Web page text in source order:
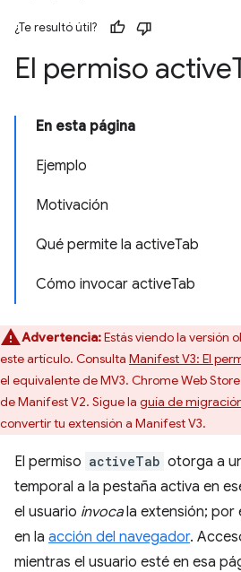
¿Te resultó útil?
El permiso active
En esta página
Ejemplo
Motivación
Qué permite la activeTab
Cómo invocar activeTab
Advertencia:Estás viendo la versión
este artículo. Consulta Manifest V3: El
el equivalente de MV3. Chrome Web
de Manifest V2. Sigue la guía de
convertir tu extensión a Manifest V3.
El permiso activeTab otorga a
temporal a la pestaña activa en
el usuario invocala extensión; por
en la acción del navegador.
mientras el usuario esté en esa